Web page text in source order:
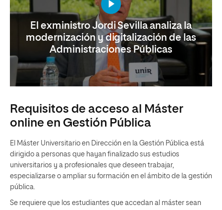
El exministro Jordi Sevilla analiza la
modernización y digitalización de las
Administraciones Públicas
Requisitos de acceso al Máster
online en Gestión Pública
El Máster Universitario en Dirección en la Gestión Pública está
dirigido a personas que hayan finalizado sus estudios
universitarios y a profesionales que deseen trabajar,
especializarse o ampliar su formación en el ámbito de la gestión
pública.
Se requiere que los estudiantes que accedan al máster sean